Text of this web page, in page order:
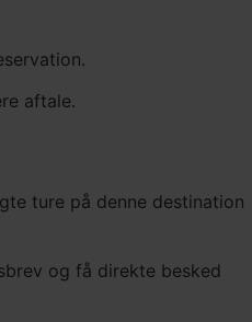
aftale.
ture på denne destination
og få direkte besked